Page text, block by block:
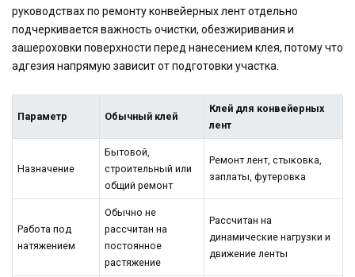
руководствах по ремонту конвейерных лент отдельно
подчеркивается важность очистки, обезжиривания и
зашероховки поверхности перед нанесением клея, потому что
адгезия напрямую зависит от подготовки участка.
Параметр Обычный клей
Клей для конвейерных
лент
Назначение
Бытовой,
строительный или
общий ремонт
Ремонт лент, стыковка,
заплаты, футеровка
Работа под
натяжением
Обычно не
рассчитан на
постоянное
растяжение
Рассчитан на
динамические нагрузки и
движение ленты